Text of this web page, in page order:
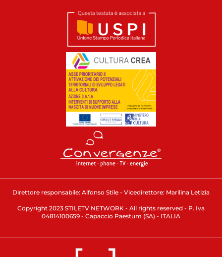
Direttore responsabile: Alfonso Stile - Vicedirettore: Marilina Letizia
Copyright 2023 STILETV NETWORK - All rights reserved - P. Iva
04814100659 - Capaccio Paestum (SA) - ITALIA